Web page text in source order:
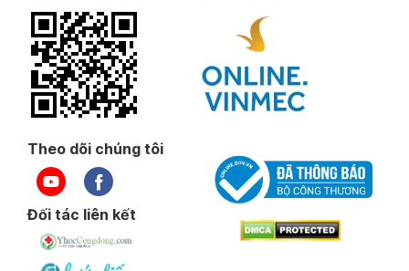
Theo dõi chúng tôi
Đối tác liên kết